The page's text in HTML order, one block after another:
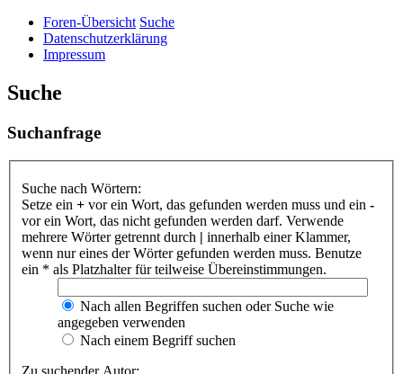
Foren-Übersicht Suche
Datenschutzerklärung
Impressum
Suche
Suchanfrage
Suche nach Wörtern:
Setze ein + vor ein Wort, das gefunden werden muss und ein -
vor ein Wort, das nicht gefunden werden darf. Verwende
mehrere Wörter getrennt durch | innerhalb einer Klammer,
wenn nur eines der Wörter gefunden werden muss. Benutze
ein * als Platzhalter für teilweise Übereinstimmungen.
Nach allen Begriffen suchen oder Suche wie
angegeben verwenden
Nach einem Begriff suchen